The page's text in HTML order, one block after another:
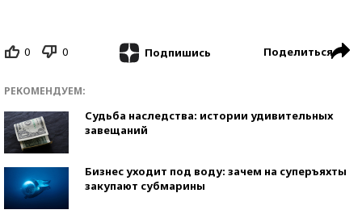
0 0 Подпишись Поделиться
РЕКОМЕНДУЕМ:
Судьба наследства: истории удивительных
завещаний
Бизнес уходит под воду: зачем на суперъяхты
закупают субмарины